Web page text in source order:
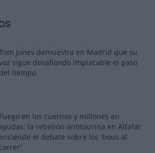
Jones demuestra en Madrid que su
sigue desafiando implacable el paso
del tiempo
Fuego en los cuernos y millones en
ayudas: la rebelión antitaurina en Alfafar
enciende el debate sobre los 'bous al
carrer'